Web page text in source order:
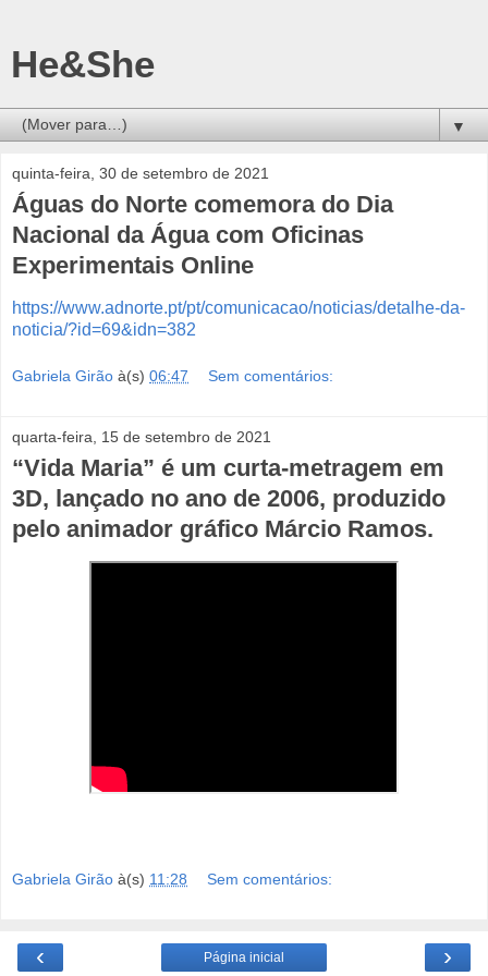
He&She
▼
quinta-feira, 30 de setembro de 2021
Águas do Norte comemora do Dia
Nacional da Água com Oficinas
Experimentais Online
https://www.adnorte.pt/pt/comunicacao/noticias/detalhe-da-
noticia/?id=69&idn=382
Gabriela Girão à(s) 06:47 Sem comentários:
quarta-feira, 15 de setembro de 2021
“Vida Maria” é um curta-metragem em
3D, lançado no ano de 2006, produzido
pelo animador gráfico Márcio Ramos.
Gabriela Girão à(s) 11:28 Sem comentários:
‹ ›
Página inicial